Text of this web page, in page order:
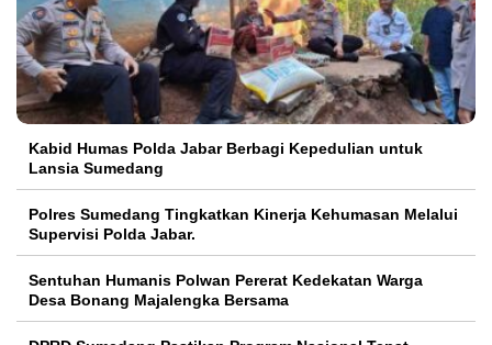
Kabid Humas Polda Jabar Berbagi Kepedulian untuk
Lansia Sumedang
Polres Sumedang Tingkatkan Kinerja Kehumasan Melalui
Supervisi Polda Jabar.
Sentuhan Humanis Polwan Pererat Kedekatan Warga
Desa Bonang Majalengka Bersama